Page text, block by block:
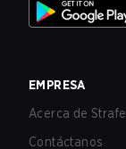
EMPRESA
Acerca de Strafe
Contáctanos